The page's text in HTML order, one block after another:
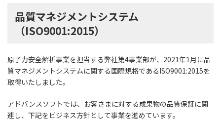
品質マネジメントシステム
（ISO9001:2015）
原子力安全解析事業を担当する弊社第4事業部が、2021年1月に品
質マネジメントシステムに関する国際規格であるISO9001:2015を
取得いたしました。
アドバンスソフトでは、お客さまに対する成果物の品質保証に関
連し、下記をビジネス方針として事業を進めています。